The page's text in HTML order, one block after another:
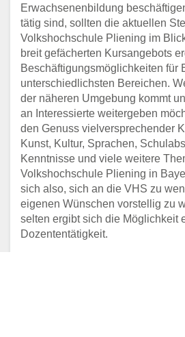
Erwachsenenbildung
tätig sind, sollten die aktuellen
Volkshochschule Pliening im
breit gefächerten Kursangebots
Beschäftigungsmöglichkeiten für
unterschiedlichsten Bereichen.
der näheren Umgebung kommt
an Interessierte weitergeben
den Genuss vielversprechender
Kunst, Kultur, Sprachen,
Kenntnisse und viele weitere
Volkshochschule Pliening in
sich also, sich an die VHS zu
eigenen Wünschen vorstellig zu
selten ergibt sich die Möglichkeit
Dozententätigkeit.